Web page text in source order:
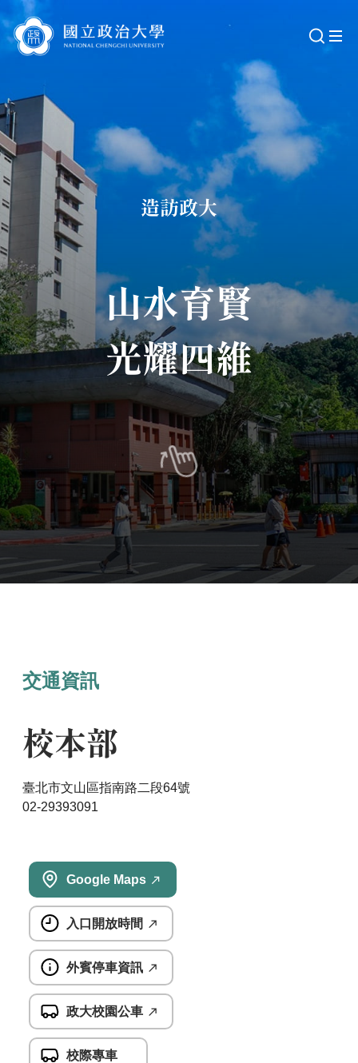
到
主
容
區
造訪政大
山水育賢
光耀四維
交通資訊
校本部
臺北市文山區指南路二段64號
02-29393091
Google Maps
入口開放時間
外賓停車資訊
政大校園公車
校際專車